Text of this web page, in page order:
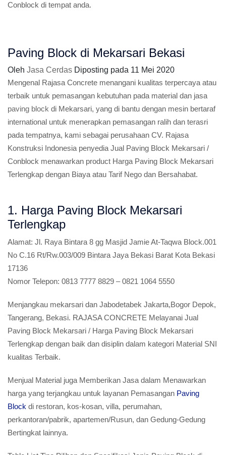
Conblock di tempat anda.
Paving Block di Mekarsari Bekasi
Oleh Jasa Cerdas Diposting pada 11 Mei 2020
Mengenal Rajasa Concrete menangani kualitas terpercaya atau
terbaik untuk pemasangan kebutuhan pada material dan jasa
paving block di Mekarsari, yang di bantu dengan mesin bertaraf
international untuk menerapkan pemasangan ralih dan terasri
pada tempatnya, kami sebagai perusahaan CV. Rajasa
Konstruksi Indonesia penyedia Jual Paving Block Mekarsari /
Conblock menawarkan product Harga Paving Block Mekarsari
Terlengkap dengan Biaya atau Tarif Nego dan Bersahabat.
1. Harga Paving Block Mekarsari
Terlengkap
Alamat: Jl. Raya Bintara 8 gg Masjid Jamie At-Taqwa Block.001
No C.16 Rt/Rw.003/009 Bintara Jaya Bekasi Barat Kota Bekasi
17136
Nomor Telepon: 0813 7777 8829 – 0821 1064 5550
Menjangkau mekarsari dan Jabodetabek Jakarta,Bogor Depok,
Tangerang, Bekasi. RAJASA CONCRETE Melayanai Jual
Paving Block Mekarsari / Harga Paving Block Mekarsari
Terlengkap dengan baik dan disiplin dalam kategori Material SNI
kualitas Terbaik.
Menjual Material juga Memberikan Jasa dalam Menawarkan
harga yang terjangkau untuk layanan Pemasangan Paving
Block di restoran, kos-kosan, villa, perumahan,
perkantoran/pabrik, apartemen/Rusun, dan Gedung-Gedung
Bertingkat lainnya.